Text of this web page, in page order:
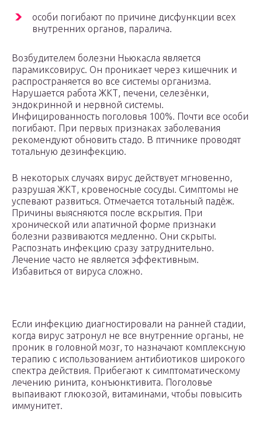
особи погибают по причине дисфункции всех
внутренних органов, паралича.
Возбудителем болезни Ньюкасла является
парамиксовирус. Он проникает через кишечник и
распространяется во все системы организма.
Нарушается работа ЖКТ, печени, селезёнки,
эндокринной и нервной системы.
Инфицированность поголовья 100%. Почти все особи
погибают. При первых признаках заболевания
рекомендуют обновить стадо. В птичнике проводят
тотальную дезинфекцию.
В некоторых случаях вирус действует мгновенно,
разрушая ЖКТ, кровеносные сосуды. Симптомы не
успевают развиться. Отмечается тотальный падёж.
Причины выясняются после вскрытия. При
хронической или апатичной форме признаки
болезни развиваются медленно. Они скрыты.
Распознать инфекцию сразу затруднительно.
Лечение часто не является эффективным.
Избавиться от вируса сложно.
Если инфекцию диагностировали на ранней стадии,
когда вирус затронул не все внутренние органы, не
проник в головной мозг, то назначают комплексную
терапию с использованием антибиотиков широкого
спектра действия. Прибегают к симптоматическому
лечению ринита, конъюнктивита. Поголовье
выпаивают глюкозой, витаминами, чтобы повысить
иммунитет.